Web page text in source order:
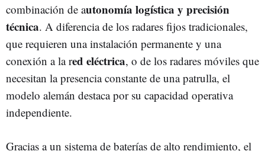
combinación de autonomía logística y precisión
técnica. A diferencia de los radares fijos tradicionales,
que requieren una instalación permanente y una
conexión a la red eléctrica, o de los radares móviles que
necesitan la presencia constante de una patrulla, el
modelo alemán destaca por su capacidad operativa
independiente.
Gracias a un sistema de baterías de alto rendimiento, el